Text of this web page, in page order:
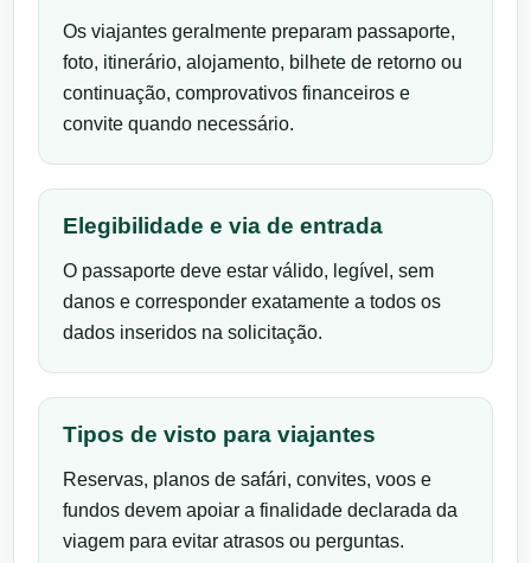
Os viajantes geralmente preparam passaporte,
foto, itinerário, alojamento, bilhete de retorno ou
continuação, comprovativos financeiros e
convite quando necessário.
Elegibilidade e via de entrada
O passaporte deve estar válido, legível, sem
danos e corresponder exatamente a todos os
dados inseridos na solicitação.
Tipos de visto para viajantes
Reservas, planos de safári, convites, voos e
fundos devem apoiar a finalidade declarada da
viagem para evitar atrasos ou perguntas.